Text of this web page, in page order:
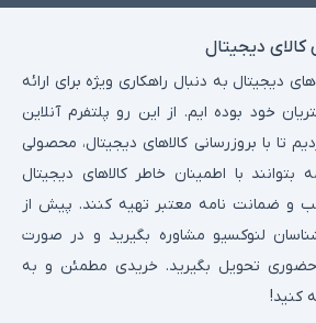
دیجیتال
دیجیتال به دنبال راهکاری ویژه برای ارائه
خود بوده ایم. از این رو پلتفرم آنلاین
تا با بروزرسانی کالاهای دیجیتال، محصولی
با اطمینان خاطر کالاهای دیجیتال
و ضمانت نامه معتبر تهیه کنند. پیش از
لنوکسیو مشاوره بگیرید و در صورت
تحویل بگیرید. خریدی مطمئن و به
کنید!